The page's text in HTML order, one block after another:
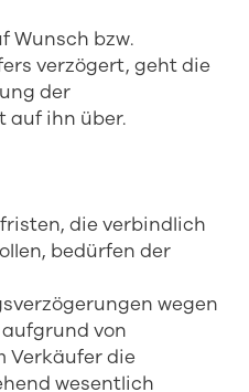
Wunsch bzw.
verzögert, geht die
der
auf ihn über.
die verbindlich
bedürfen der
wegen
von
Verkäufer die
wesentlich